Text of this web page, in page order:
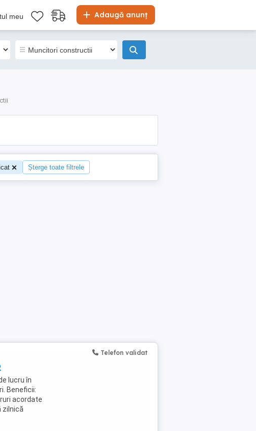
Adaugă anunț
meu
Șterge toate filtrele
lucru în
Beneficii:
acordate
zilnică
Telefon validat